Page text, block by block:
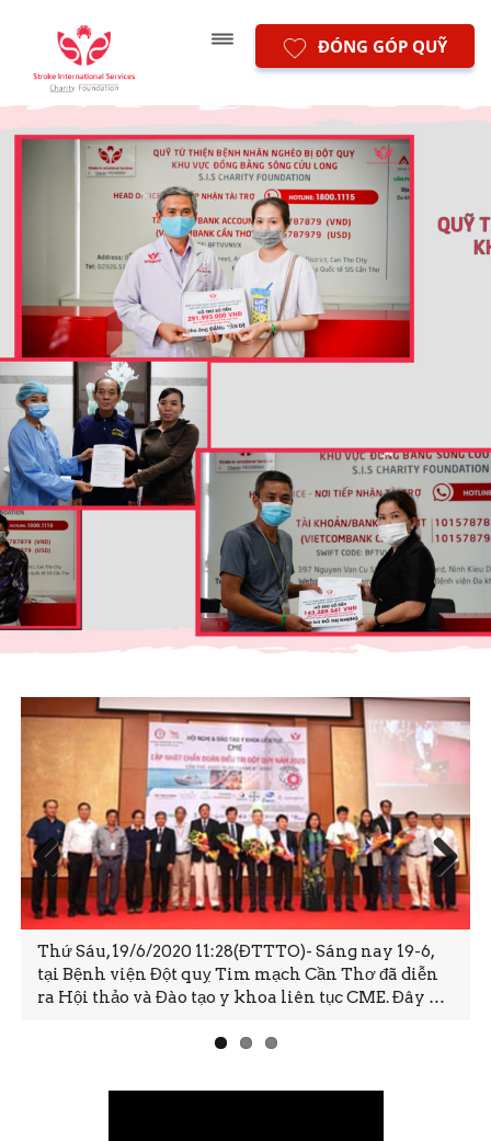
ĐÓNG GÓP QUỸ
Thứ Sáu, 19/6/2020 11:28(ĐTTTO)- Sáng nay 19-6,
tại Bệnh viện Đột quỵ Tim mạch Cần Thơ đã diễn
ra Hội thảo và Đào tạo y khoa liên tục CME. Đây …
Prev
ious
Next